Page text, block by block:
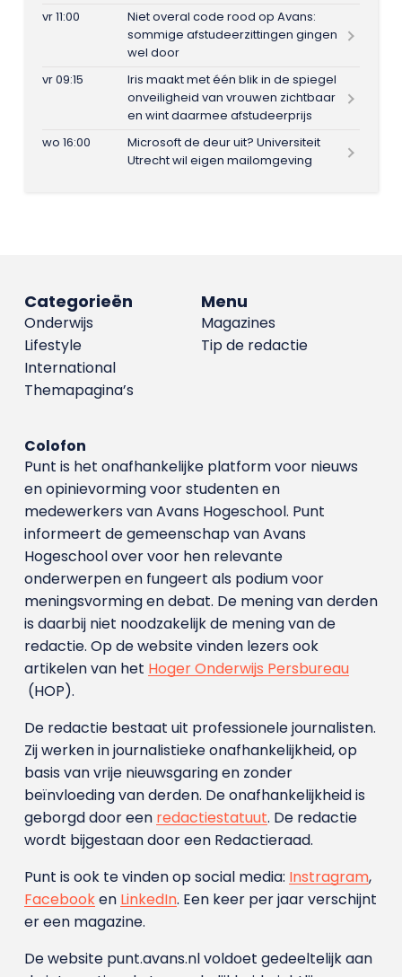
vr 11:00
Niet overal code rood op Avans:
sommige afstudeerzittingen gingen
wel door
vr 09:15
Iris maakt met één blik in de spiegel
onveiligheid van vrouwen zichtbaar
en wint daarmee afstudeerprijs
wo 16:00
Microsoft de deur uit? Universiteit
Utrecht wil eigen mailomgeving
Menu
Magazines
Tip de redactie
Categorieën
Onderwijs
Lifestyle
International
Themapagina’s
Colofon
Punt is het onafhankelijke platform voor nieuws
en opinievorming voor studenten en
medewerkers van Avans Hoge­school. Punt
informeert de gemeenschap van Avans
Hogeschool over voor hen relevante
onderwerpen en fungeert als podium voor
meningsvorming en debat. De mening van derden
is daarbij niet noodzakelijk de mening van de
redactie. Op de website vinden lezers ook
artikelen van het Hoger Onderwijs Persbureau
(HOP).
De redactie bestaat uit professionele journalisten.
Zij werken in journalistieke onafhankelijkheid, op
basis van vrije nieuwsgaring en zonder
beïnvloeding van derden. De onafhankelijkheid is
geborgd door een redactiestatuut. De redactie
wordt bijgestaan door een Redactieraad.
Punt is ook te vinden op social media: Instragram,
Facebooken LinkedIn. Een keer per jaar verschijnt
er een magazine.
De website punt.avans.nl voldoet gedeeltelijk aan